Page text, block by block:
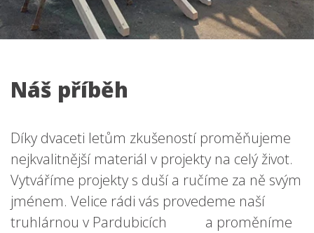
Náš příběh
Díky dvaceti letům zkušeností proměňujeme
nejkvalitnější materiál v projekty na celý život.
Vytváříme projekty s duší a ručíme za ně svým
jménem. Velice rádi vás provedeme naší
truhlárnou v Pardubicích a proměníme